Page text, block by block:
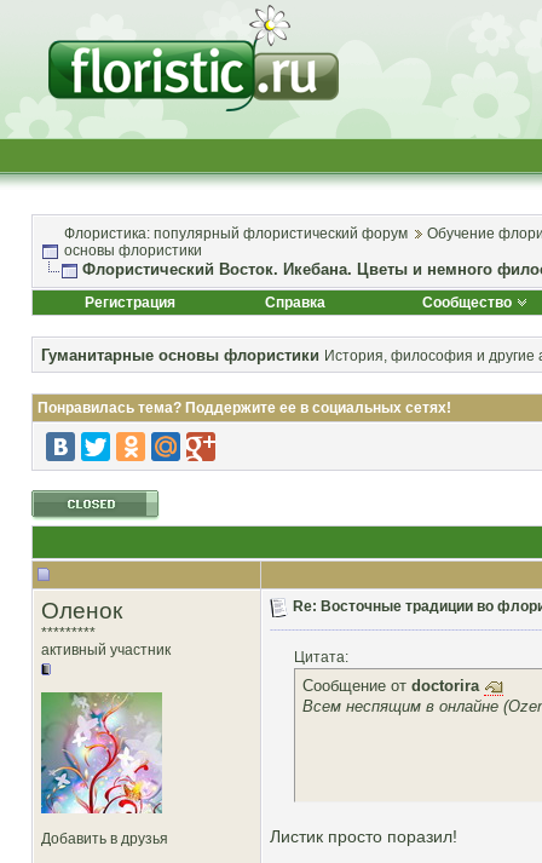
Флористика: популярный флористический форум
Обучение
основы флористики
Флористический Восток. Икебана. Цветы и немного
Регистрация Справка Сообщество
Гуманитарные основы флористики История, философия и другие
Понравилась тема? Поддержите ее в социальных сетях!
Оленок
*********
активный участник
Добавить в друзья
Re: Восточные традиции во
Цитата:
Сообщение от doctorira
Всем неспящим в онлайне
Листик просто поразил!